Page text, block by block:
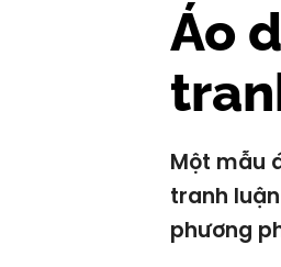
Áo
Một mẫu
tranh
phương